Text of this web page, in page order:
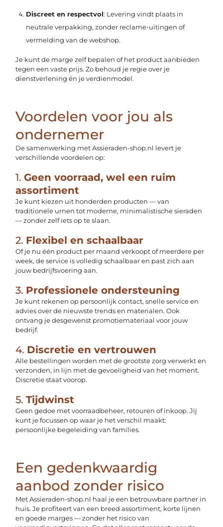
Discreet en respectvol: Levering vindt plaats in
neutrale verpakking, zonder reclame-uitingen of
vermelding van de webshop.
Je kunt de marge zelf bepalen of het product aanbieden
tegen een vaste prijs. Zo behoud je regie over je
dienstverlening én je verdienmodel.
Voordelen voor jou als
ondernemer
De samenwerking met Assieraden-shop.nl levert je
verschillende voordelen op:
1.Geen voorraad, wel een ruim
assortiment
Je kunt kiezen uit honderden producten — van
traditionele urnen tot moderne, minimalistische sieraden
— zonder zelf iets op te slaan.
2. Flexibel en schaalbaar
Of je nu één product per maand verkoopt of meerdere per
week, de service is volledig schaalbaar en past zich aan
jouw bedrijfsvoering aan.
3. Professionele ondersteuning
Je kunt rekenen op persoonlijk contact, snelle service en
advies over de nieuwste trends en materialen. Ook
ontvang je desgewenst promotiemateriaal voor jouw
bedrijf.
4. Discretie en vertrouwen
Alle bestellingen worden met de grootste zorg verwerkt en
verzonden, in lijn met de gevoeligheid van het moment.
Discretie staat voorop.
5.Tijdwinst
Geen gedoe met voorraadbeheer, retouren of inkoop. Jij
kunt je focussen op waar je het verschil maakt:
persoonlijke begeleiding van families.
Een gedenkwaardig
aanbod zonder risico
Met Assieraden-shop.nl haal je een betrouwbare partner in
huis. Je profiteert van een breed assortiment, korte lijnen
en goede marges — zonder het risico van